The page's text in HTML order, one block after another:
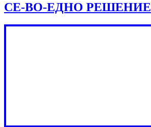
СЕ-ВО-ЕДНО РЕШЕНИЕ